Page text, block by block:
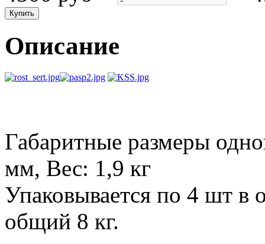
Описание
Габаритные размеры
мм, Вес: 1,9 кг
Упаковывается по 4 шт в
общий 8 кг.